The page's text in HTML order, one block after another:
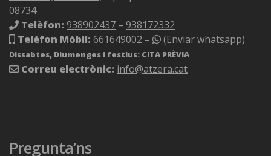
08734
Telèfon: 938902437 – 938172332
Telèfon Mòbil: 661649002 – (Enviar whatsapp)
Dissabtes, Diumenges i festius: CITA PRÈVIA
Correu electrònic: info@atzera.cat
Pregunta’ns